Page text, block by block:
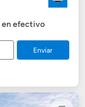
en efectivo
Enviar